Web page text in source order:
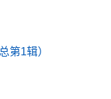
第1辑）